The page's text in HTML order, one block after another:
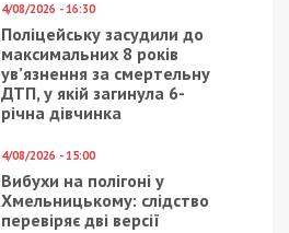
4/08/2026 - 16:30
Поліцейську засудили до
максимальних 8 років
ув’язнення за смертельну
ДТП, у якій загинула 6-
річна дівчинка
4/08/2026 - 15:00
Вибухи на полігоні у
Хмельницькому: слідство
перевіряє дві версії